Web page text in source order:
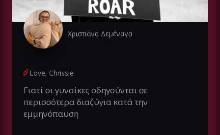
Χριστιάνα Δεμέναγα
Love, Chrissie
Γιατί οι γυναίκες οδηγούνται σε
περισσότερα διαζύγια κατά την
εμμηνόπαυση